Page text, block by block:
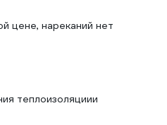
цене, нареканий нет
теплоизоляциии